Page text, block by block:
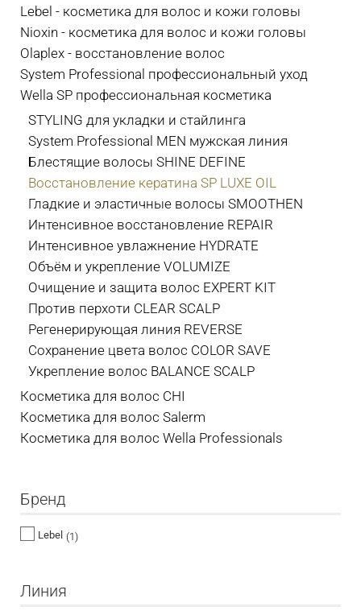
Lebel - косметика для волос и кожи головы
Nioxin - косметика для волос и кожи головы
Olaplex - восстановление волос
System Professional профессиональный уход
Wella SP профессиональная косметика
STYLING для укладки и стайлинга
System Professional MEN мужская линия
Блестящие волосы SHINE DEFINE
Восстановление кератина SP LUXE OIL
Гладкие и эластичные волосы SMOOTHEN
Интенсивное восстановление REPAIR
Интенсивное увлажнение HYDRATE
Объём и укрепление VOLUMIZE
Очищение и защита волос EXPERT KIT
Против перхоти CLEAR SCALP
Регенерирующая линия REVERSE
Сохранение цвета волос COLOR SAVE
Укрепление волос BALANCE SCALP
Косметика для волос CHI
Косметика для волос Salerm
Косметика для волос Wella Professionals
Бренд
Lebel (1)
Линия